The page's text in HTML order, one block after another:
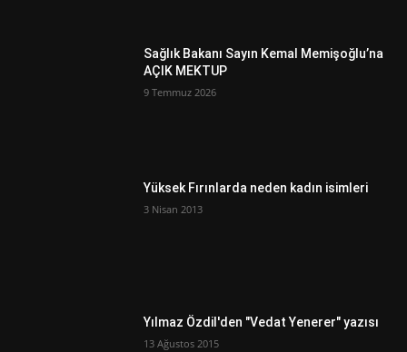
Sağlık Bakanı Sayın Kemal Memişoğlu’na
AÇIK MEKTUP
9 Temmuz 2026
Yüksek Fırınlarda neden kadın isimleri
3 Nisan 2013
Yılmaz Özdil'den "Vedat Yenerer" yazısı
13 Ağustos 2015